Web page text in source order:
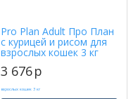
Pro Plan Adult Про План
с курицей и рисом для
взрослых кошек 3 кг
3 676p